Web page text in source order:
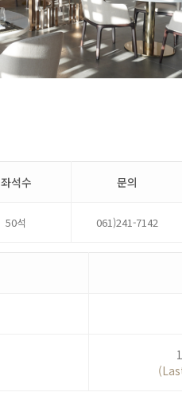
좌석수 문의
50석 061)241-7142
(Last